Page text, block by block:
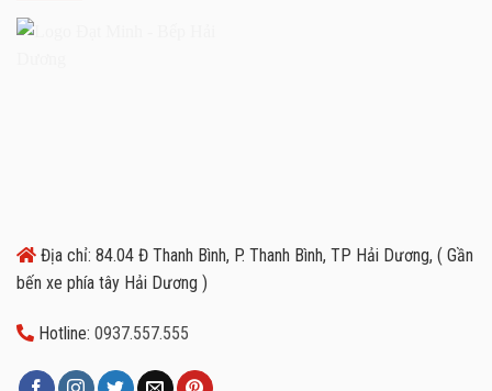
Địa chỉ: 84.04 Đ Thanh Bình, P. Thanh Bình, TP Hải Dương, ( Gần
bến xe phía tây Hải Dương )
Hotline: 0937.557.555